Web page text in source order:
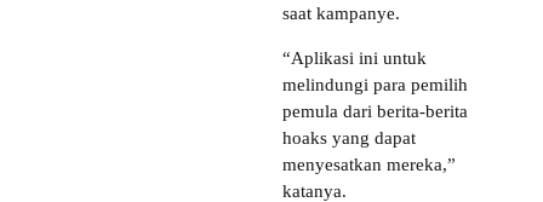
saat kampanye.
“Aplikasi ini untuk
melindungi para pemilih
pemula dari berita-berita
hoaks yang dapat
menyesatkan mereka,”
katanya.